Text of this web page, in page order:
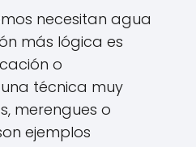
necesitan agua
más lógica es
o
técnica muy
merengues o
ejemplos